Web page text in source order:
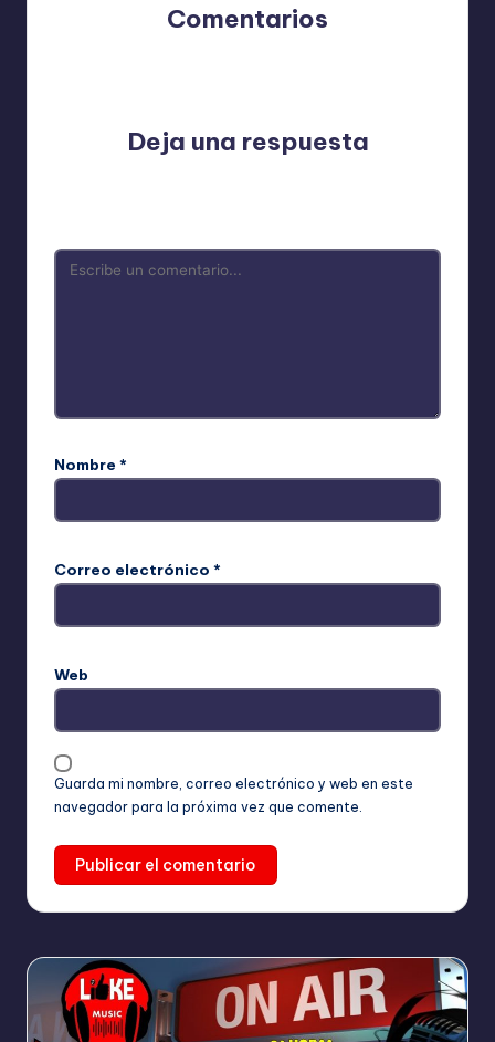
Comentarios
Deja una respuesta
Nombre *
Correo electrónico *
Web
Guarda mi nombre, correo electrónico y web en este
navegador para la próxima vez que comente.